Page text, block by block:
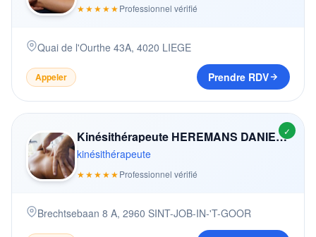
★★★★★Professionnel vérifié
Quai de l'Ourthe 43A, 4020 LIEGE
Appeler Prendre RDV
✓
Kinésithérapeute HEREMANS DANIELLE
kinésithérapeute
★★★★★Professionnel vérifié
Brechtsebaan 8 A, 2960 SINT-JOB-IN-'T-GOOR